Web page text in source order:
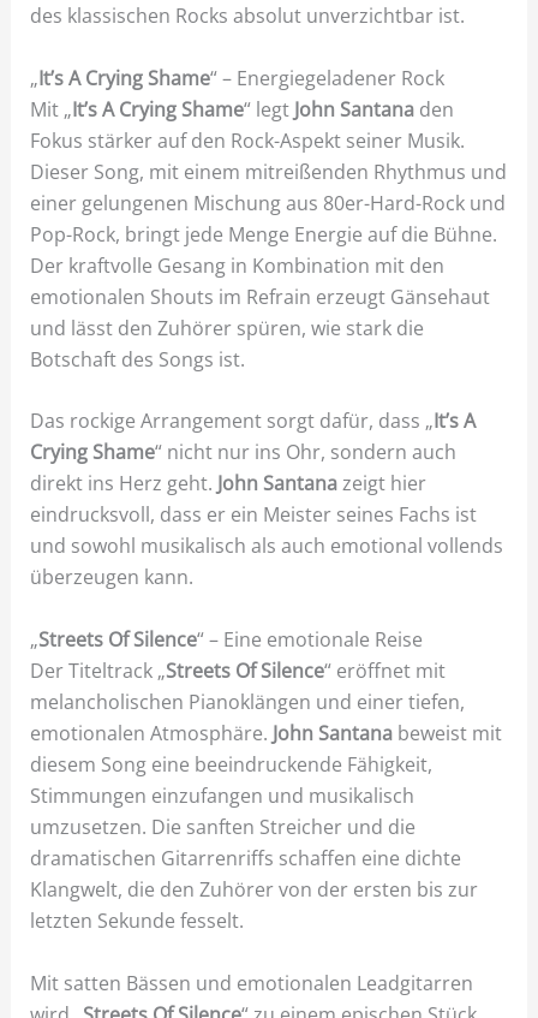
des klassischen Rocks absolut unverzichtbar ist.
„It’s A Crying Shame“ – Energiegeladener Rock
Mit „It’s A Crying Shame“ legt John Santanaden
Fokus stärker auf den Rock-Aspekt seiner Musik.
Dieser Song, mit einem mitreißenden Rhythmus und
einer gelungenen Mischung aus 80er-Hard-Rock und
Pop-Rock, bringt jede Menge Energie auf die Bühne.
Der kraftvolle Gesang in Kombination mit den
emotionalen Shouts im Refrain erzeugt Gänsehaut
und lässt den Zuhörer spüren, wie stark die
Botschaft des Songs ist.
Das rockige Arrangement sorgt dafür, dass „It’s A
Crying Shame“ nicht nur ins Ohr, sondern auch
direkt ins Herz geht. John Santanazeigt hier
eindrucksvoll, dass er ein Meister seines Fachs ist
und sowohl musikalisch als auch emotional vollends
überzeugen kann.
„Streets Of Silence“ – Eine emotionale Reise
Der Titeltrack „Streets Of Silence“ eröffnet mit
melancholischen Pianoklängen und einer tiefen,
emotionalen Atmosphäre. John Santanabeweist mit
diesem Song eine beeindruckende Fähigkeit,
Stimmungen einzufangen und musikalisch
umzusetzen. Die sanften Streicher und die
dramatischen Gitarrenriffs schaffen eine dichte
Klangwelt, die den Zuhörer von der ersten bis zur
letzten Sekunde fesselt.
Mit satten Bässen und emotionalen Leadgitarren